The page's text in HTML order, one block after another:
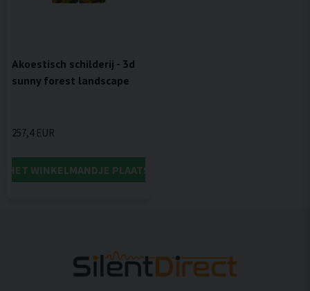
Akoestisch schilderij - 3d
sunny forest landscape
257,4 EUR
HET WINKELMANDJE PLAATSEN